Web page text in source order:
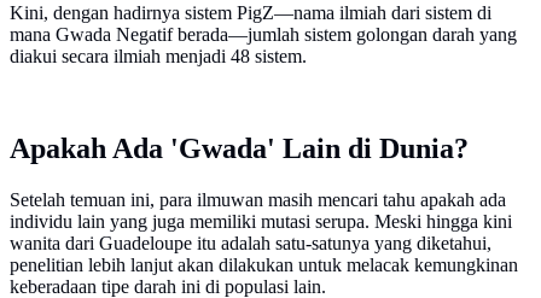
Kini, dengan hadirnya sistem PigZ—nama ilmiah dari sistem di
mana Gwada Negatif berada—jumlah sistem golongan darah yang
diakui secara ilmiah menjadi 48 sistem.
Apakah Ada 'Gwada' Lain di Dunia?
Setelah temuan ini, para ilmuwan masih mencari tahu apakah ada
individu lain yang juga memiliki mutasi serupa. Meski hingga kini
wanita dari Guadeloupe itu adalah satu-satunya yang diketahui,
penelitian lebih lanjut akan dilakukan untuk melacak kemungkinan
keberadaan tipe darah ini di populasi lain.